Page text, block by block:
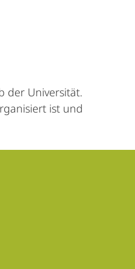
der Universität.
ist und